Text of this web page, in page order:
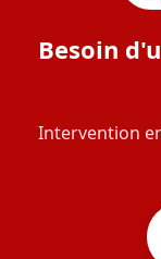
Besoin
Intervention